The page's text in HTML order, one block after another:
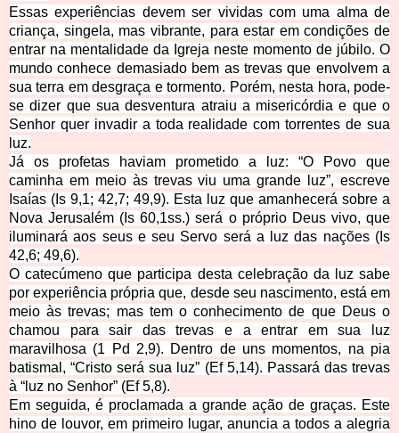
Essas experiências devem ser vividas com uma alma de
criança, singela, mas vibrante, para estar em condições de
entrar na mentalidade da Igreja neste momento de júbilo. O
mundo conhece demasiado bem as trevas que envolvem a
sua terra em desgraça e tormento. Porém, nesta hora, pode-
se dizer que sua desventura atraiu a misericórdia e que o
Senhor quer invadir a toda realidade com torrentes de sua
luz.
Já os profetas haviam prometido a luz: “O Povo que
caminha em meio às trevas viu uma grande luz”, escreve
Isaías (Is 9,1; 42,7; 49,9). Esta luz que amanhecerá sobre a
Nova Jerusalém (Is 60,1ss.) será o próprio Deus vivo, que
iluminará aos seus e seu Servo será a luz das nações (Is
42,6; 49,6).
O catecúmeno que participa desta celebração da luz sabe
por experiência própria que, desde seu nascimento, está em
meio às trevas; mas tem o conhecimento de que Deus o
chamou para sair das trevas e a entrar em sua luz
maravilhosa (1 Pd 2,9). Dentro de uns momentos, na pia
batismal, “Cristo será sua luz” (Ef 5,14). Passará das trevas
à “luz no Senhor” (Ef 5,8).
Em seguida, é proclamada a grande ação de graças. Este
hino de louvor, em primeiro lugar, anuncia a todos a alegria